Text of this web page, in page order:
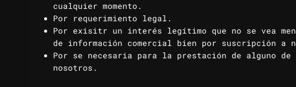
cualquier momento.
Por requerimiento legal.
Por exisitr un interés legítimo que no se vea
de información comercial bien por suscripción
Por se necesaria para la prestación de alguno
nosotros.